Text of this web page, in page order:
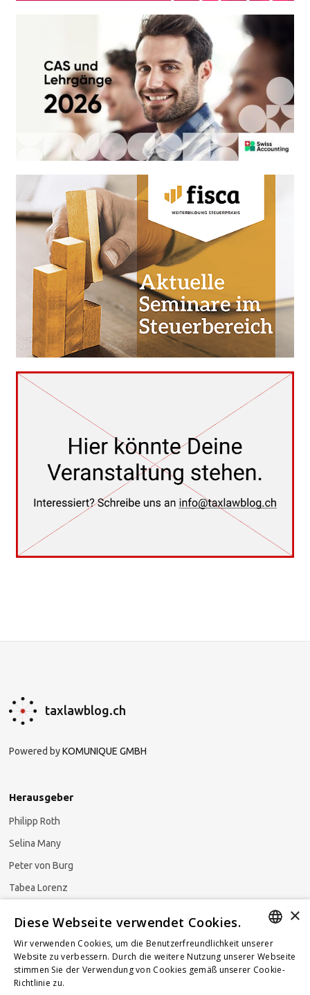
taxlawblog.ch
Powered byKOMUNIQUE GMBH
Herausgeber
Philipp Roth
Selina Many
Peter von Burg
Tabea Lorenz
Newsletter abonnieren
GERMAN
×
Diese Webseite verwendet Cookies.
Wir verwenden Cookies, um die Benutzerfreundlichkeit unserer
Website zu verbessern. Durch die weitere Nutzung unserer Webseite
stimmen Sie der Verwendung von Cookies gemäß unserer Cookie-
Richtlinie zu.